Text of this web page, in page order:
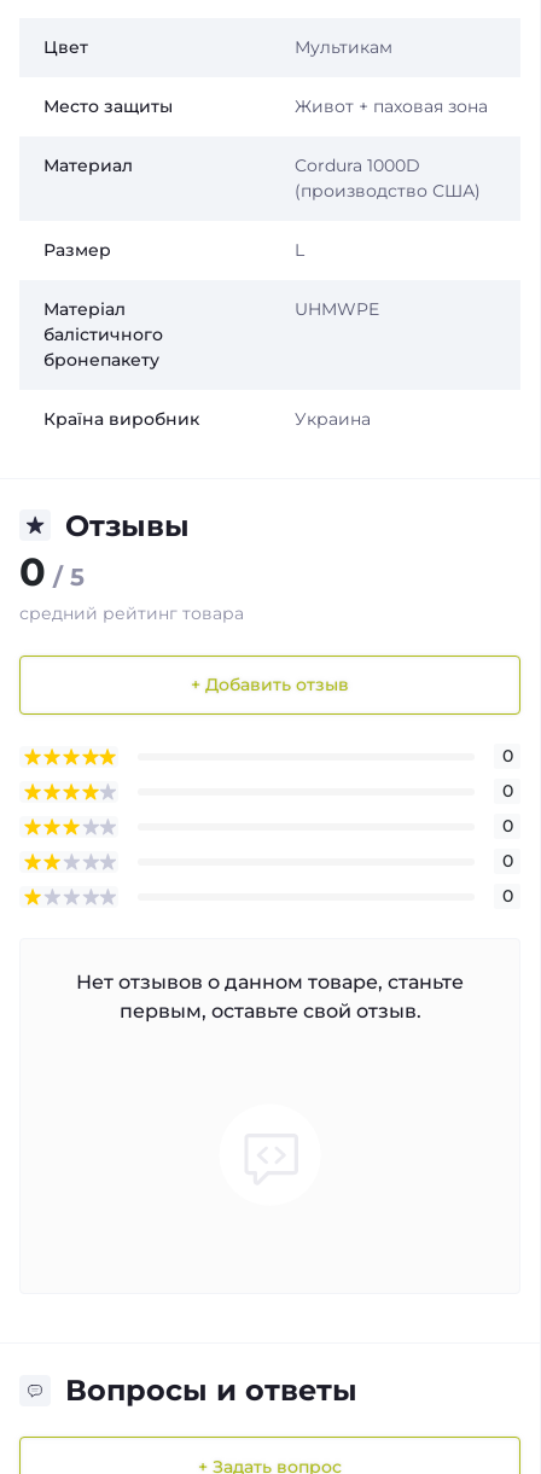
Цвет Мультикам
Место защиты Живот + паховая зона
Материал
Cordura 1000D
(производство США)
Размер L
Матеріал
балістичного
бронепакету
UHMWPE
Країна виробник Украина
Отзывы
0 / 5
средний рейтинг товара
+ Добавить отзыв
0
0
0
0
0
Нет отзывов о данном товаре, станьте
первым, оставьте свой отзыв.
Вопросы и ответы
+ Задать вопрос